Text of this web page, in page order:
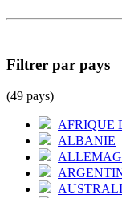
Filtrer par pays
(49 pays)
AFRIQUE
ALBANIE